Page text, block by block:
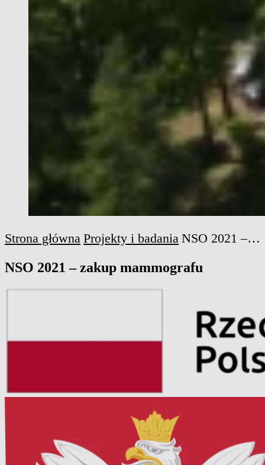
Strona główna Projekty i badania NSO 2021 – zakup mammografu
NSO 2021 – zakup mammografu